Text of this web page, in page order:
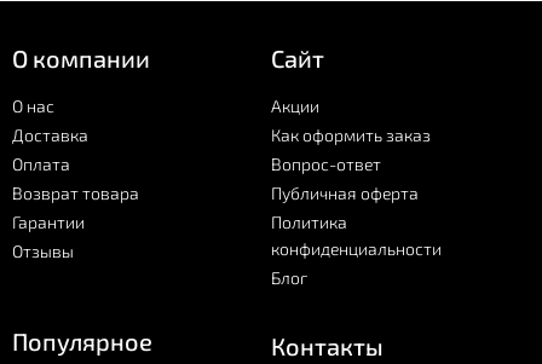
О компании
О нас
Доставка
Оплата
Возврат товара
Гарантии
Отзывы
Сайт
Акции
Как оформить заказ
Вопрос-ответ
Публичная оферта
Политика
конфиденциальности
Блог
Популярное Контакты